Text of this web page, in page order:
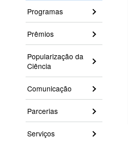
Programas
Prêmios
Popularização da
Ciência
Comunicação
Parcerias
Serviços